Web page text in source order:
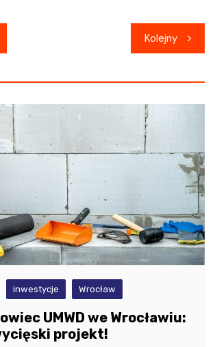
Kolejny
inwestycje Wrocław
UMWD we Wrocławiu:
projekt!